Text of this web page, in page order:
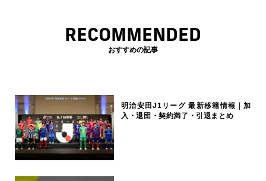
RECOMMENDED
おすすめの記事
明治安田J1リーグ 最新移籍情報｜加
入・退団・契約満了・引退まとめ